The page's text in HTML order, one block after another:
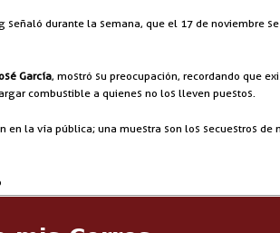
señaló durante la semana, que el 17 de noviembre
García, mostró su preocupación, recordando que
combustible a quienes no los lleven puestos.
en la vía pública; una muestra son los secuestros de